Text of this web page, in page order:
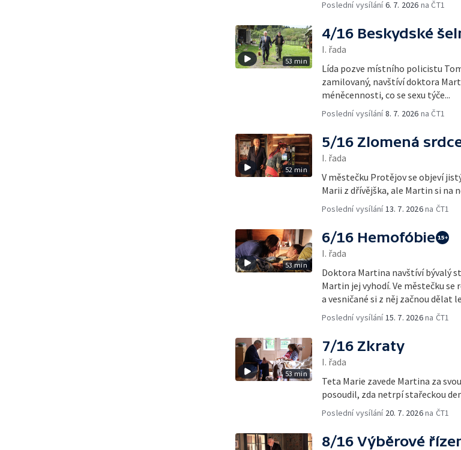
Poslední vysílání6. 7. 2026 na ČT1
53 min
4/16 Beskydské
I. řada
Lída pozve místního policistu
zamilovaný, navštíví doktora
méněcennosti, co se sexu týče...
Poslední vysílání8. 7. 2026 na ČT1
52 min
5/16 Zlomená
I. řada
V městečku Protějov se objeví
Marii z dřívějška, ale Martin si na
Poslední vysílání13. 7. 2026na ČT1
53 min
6/16 Hemofóbie
I. řada
Doktora Martina navštíví bývalý
Martin jej vyhodí. Ve městečku
a vesničané si z něj začnou dělat
Poslední vysílání15. 7. 2026na ČT1
53 min
7/16 Zkraty
I. řada
Teta Marie zavede Martina za
posoudil, zda netrpí stařeckou
Poslední vysílání 20. 7. 2026na ČT1
8/16 Výběrové